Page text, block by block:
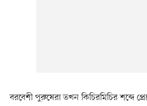
বরবেশী পুরুষেরা তখন কিচিরমিচির শব্দে